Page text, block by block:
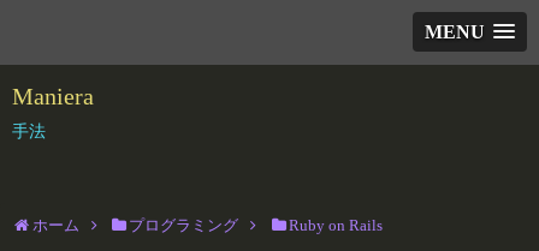
MENU
Maniera
手法
ホーム プログラミング Ruby on Rails